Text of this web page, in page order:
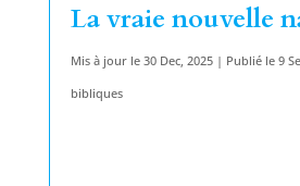
La vraie nouvelle
Mis à jour le 30 Dec, 2025 | Publié le 9
bibliques